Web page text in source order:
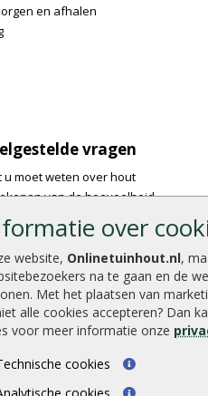
over
website, Onlinetuinhout.nl,
na te gaan en de
Met het plaatsen van
alle cookies accepteren? Dan
voor meer informatie onze
cookies
en afhalen
vragen
u moet weten over hout
van de hoeveelheid
en voorbeelden
hout
van een vlonder leggen
zelf een houten overkapping maken
zelf een vlonder leggen